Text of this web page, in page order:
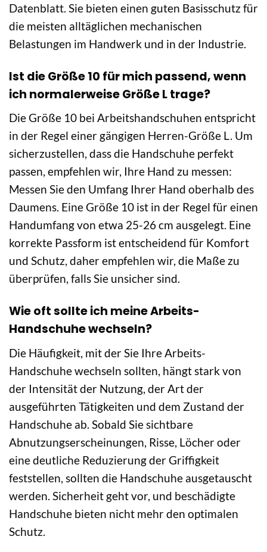
Datenblatt. Sie bieten einen guten Basisschutz für
die meisten alltäglichen mechanischen
Belastungen im Handwerk und in der Industrie.
Ist die Größe 10 für mich passend, wenn
ich normalerweise Größe L trage?
Die Größe 10 bei Arbeitshandschuhen entspricht
in der Regel einer gängigen Herren-Größe L. Um
sicherzustellen, dass die Handschuhe perfekt
passen, empfehlen wir, Ihre Hand zu messen:
Messen Sie den Umfang Ihrer Hand oberhalb des
Daumens. Eine Größe 10 ist in der Regel für einen
Handumfang von etwa 25-26 cm ausgelegt. Eine
korrekte Passform ist entscheidend für Komfort
und Schutz, daher empfehlen wir, die Maße zu
überprüfen, falls Sie unsicher sind.
Wie oft sollte ich meine Arbeits-
Handschuhe wechseln?
Die Häufigkeit, mit der Sie Ihre Arbeits-
Handschuhe wechseln sollten, hängt stark von
der Intensität der Nutzung, der Art der
ausgeführten Tätigkeiten und dem Zustand der
Handschuhe ab. Sobald Sie sichtbare
Abnutzungserscheinungen, Risse, Löcher oder
eine deutliche Reduzierung der Griffigkeit
feststellen, sollten die Handschuhe ausgetauscht
werden. Sicherheit geht vor, und beschädigte
Handschuhe bieten nicht mehr den optimalen
Schutz.